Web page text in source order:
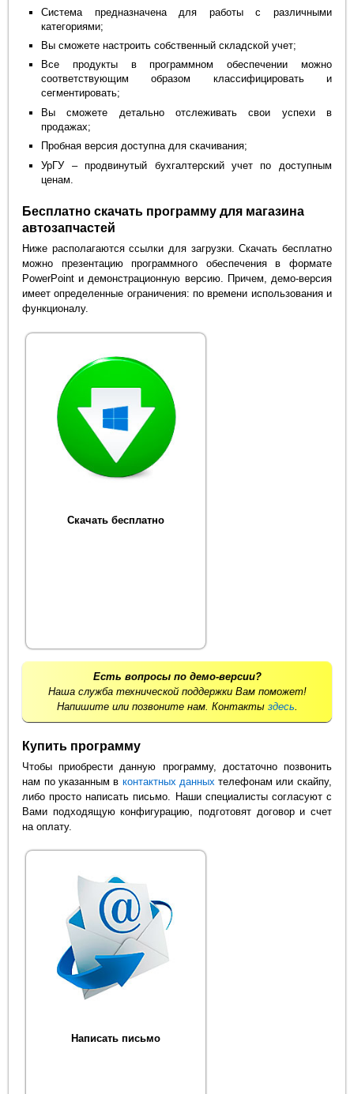
Система предназначена для работы с различными
категориями;
Вы сможете настроить собственный складской учет;
Все продукты в программном обеспечении можно
соответствующим образом классифицировать и
сегментировать;
Вы сможете детально отслеживать свои успехи в
продажах;
Пробная версия доступна для скачивания;
УрГУ – продвинутый бухгалтерский учет по доступным
ценам.
Бесплатно скачать программу для магазина
автозапчастей
Ниже располагаются ссылки для загрузки. Скачать бесплатно
можно презентацию программного обеспечения в формате
PowerPoint и демонстрационную версию. Причем, демо-версия
имеет определенные ограничения: по времени использования и
функционалу.
Скачать бесплатно
Есть вопросы по демо-версии?
Наша служба технической поддержки Вам поможет!
Напишите или позвоните нам. Контакты здесь
Купить программу
Чтобы приобрести данную программу, достаточно позвонить
нам по указанным в контактных данных телефонам или скайпу,
либо просто написать письмо. Наши специалисты согласуют с
Вами подходящую конфигурацию, подготовят договор и счет
на оплату.
Написать письмо